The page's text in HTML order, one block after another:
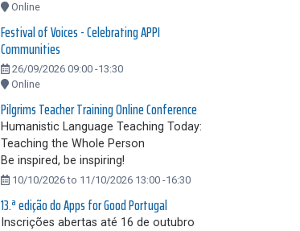
Online
Festival of Voices - Celebrating APPI
Communities
26/09/2026 09:00 -13:30
Online
Pilgrims Teacher Training Online Conference
Humanistic Language Teaching Today:
Teaching the Whole Person
Be inspired, be inspiring!
10/10/2026 to 11/10/2026 13:00 -16:30
13.ª edição do Apps for Good Portugal
Inscrições abertas até 16 de outubro